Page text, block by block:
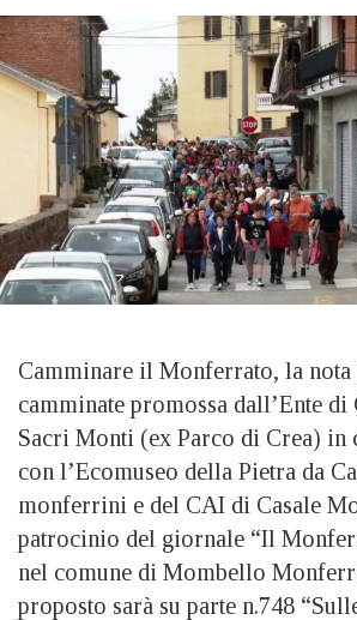
Camminare il Monferrato, la nota
camminate promossa dall’Ente di
Sacri Monti (ex Parco di Crea) in
con l’Ecomuseo della Pietra da
monferrini e del CAI di Casale
patrocinio del giornale “Il
nel comune di Mombello
proposto sarà su parte n.748